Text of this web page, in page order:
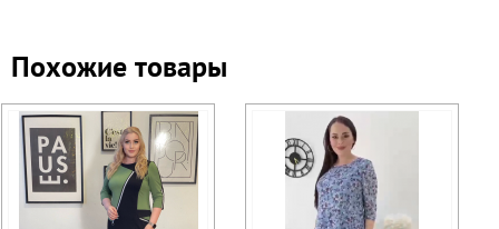
Похожие товары